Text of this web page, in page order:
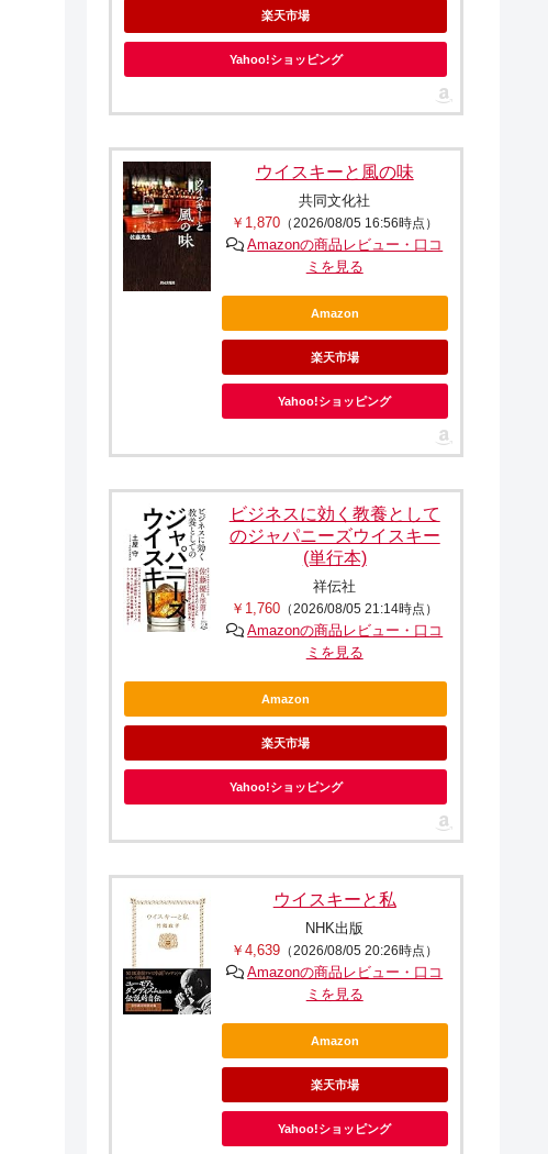
楽天市場
Yahoo!ショッピング
ウイスキーと風の味
共同文化社
￥1,870 （2026/08/05 16:56時点）
Amazonの商品レビュー・口コ
ミを見る
Amazon
楽天市場
Yahoo!ショッピング
ビジネスに効く教養として
のジャパニーズウイスキー
(単行本)
祥伝社
￥1,760 （2026/08/05 21:14時点）
Amazonの商品レビュー・口コ
ミを見る
Amazon
楽天市場
Yahoo!ショッピング
ウイスキーと私
NHK出版
￥4,639 （2026/08/05 20:26時点）
Amazonの商品レビュー・口コ
ミを見る
Amazon
楽天市場
Yahoo!ショッピング